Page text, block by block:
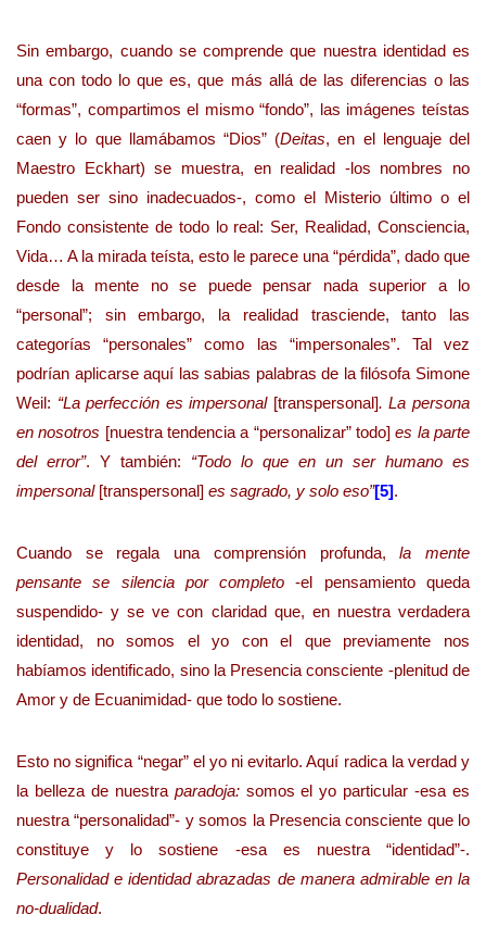
Sin embargo, cuando se comprende que nuestra identidad es
una con todo lo que es, que más allá de las diferencias o las
“formas”, compartimos el mismo “fondo”, las imágenes teístas
caen y lo que llamábamos “Dios” (Deitas, en el lenguaje del
Maestro Eckhart) se muestra, en realidad -los nombres no
pueden ser sino inadecuados-, como el Misterio último o el
Fondo consistente de todo lo real: Ser, Realidad, Consciencia,
Vida… A la mirada teísta, esto le parece una “pérdida”, dado que
desde la mente no se puede pensar nada superior a lo
“personal”; sin embargo, la realidad trasciende, tanto las
categorías “personales” como las “impersonales”. Tal vez
podrían aplicarse aquí las sabias palabras de la filósofa Simone
Weil: “La perfección es impersonal [transpersonal]. La persona
en nosotros [nuestra tendencia a “personalizar” todo]es la parte
del error”. Y también: “Todo lo que en un ser humano es
impersonal [transpersonal] es sagrado, y solo eso”[5].
Cuando se regala una comprensión profunda,la mente
pensante se silencia por completo -el pensamiento queda
suspendido- y se ve con claridad que, en nuestra verdadera
identidad, no somos el yo con el que previamente nos
habíamos identificado, sino la Presencia consciente -plenitud de
Amor y de Ecuanimidad- que todo lo sostiene.
Esto no significa “negar” el yo ni evitarlo. Aquí radica la verdad y
la belleza de nuestra paradoja:somos el yo particular -esa es
nuestra “personalidad”- y somos la Presencia consciente que lo
constituye y lo sostiene -esa es nuestra “identidad”-.
Personalidad e identidad abrazadas de manera admirable en la
no-dualidad.